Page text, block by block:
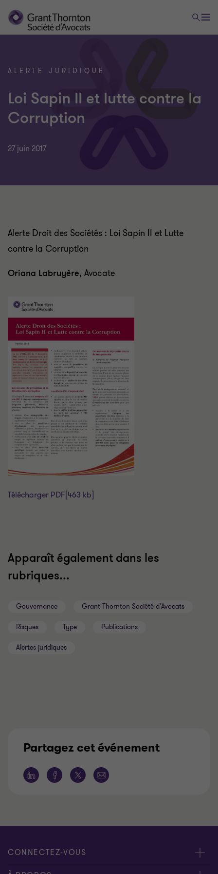
ALERTE JURIDIQUE
Loi Sapin II et lutte contre la
Corruption
27 juin 2017
Alerte Droit des Sociétés : Loi Sapin II et Lutte
contre la Corruption
Oriana Labruyère, Avocate
Télécharger PDF [463 kb]
Apparaît également dans les
rubriques...
Gouvernance Grant Thornton Société d'Avocats
Risques Type Publications
Alertes juridiques
Partagez cet événement
CONNECTEZ-VOUS